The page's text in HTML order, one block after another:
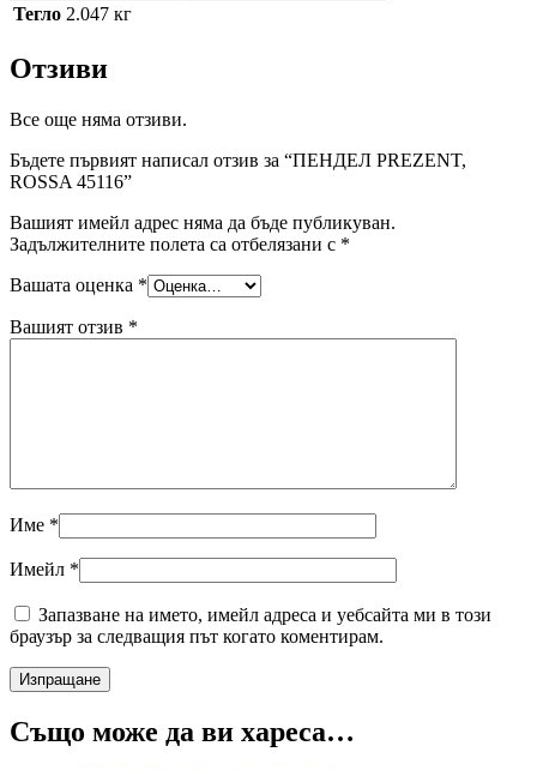
Тегло 2.047 кг
Отзиви
Все още няма отзиви.
Бъдете първият написал отзив за “ПЕНДЕЛ PREZENT,
ROSSA 45116”
Вашият имейл адрес няма да бъде публикуван.
Задължителните полета са отбелязани с *
Вашата оценка *
Вашият отзив *
Име *
Имейл *
Запазване на името, имейл адреса и уебсайта ми в този
браузър за следващия път когато коментирам.
Също може да ви хареса…